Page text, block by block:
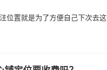
位置就是为了方便自己下次去这